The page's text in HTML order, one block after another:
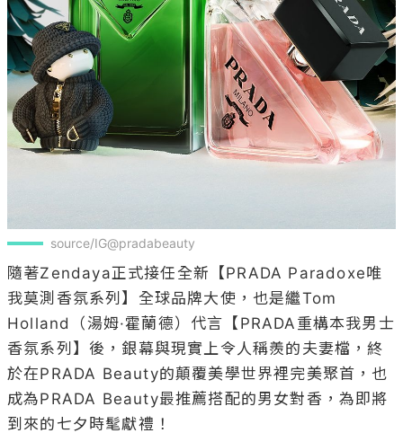
source/IG@pradabeauty
隨著Zendaya正式接任全新【PRADA Paradoxe唯
我莫測香氛系列】全球品牌大使，也是繼Tom
Holland（湯姆·霍蘭德）代言【PRADA重構本我男士
香氛系列】後，銀幕與現實上令人稱羨的夫妻檔，終
於在PRADA Beauty的顛覆美學世界裡完美聚首，也
成為PRADA Beauty最推薦搭配的男女對香，為即將
到來的七夕時髦獻禮！